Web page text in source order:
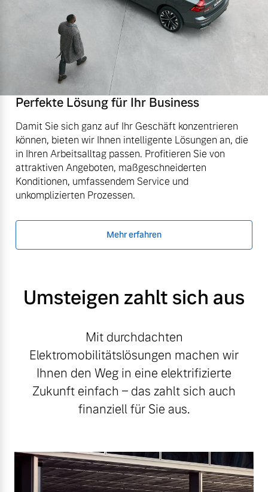
Perfekte Lösung für Ihr Business
Damit Sie sich ganz auf Ihr Geschäft konzentrieren
können, bieten wir Ihnen intelligente Lösungen an, die
in Ihren Arbeitsalltag passen. Profitieren Sie von
attraktiven Angeboten, maßgeschneiderten
Konditionen, umfassendem Service und
unkomplizierten Prozessen.
Mehr erfahren
Umsteigen zahlt sich aus
Mit durchdachten
Elektromobilitätslösungen machen wir
Ihnen den Weg in eine elektrifizierte
Zukunft einfach – das zahlt sich auch
finanziell für Sie aus.